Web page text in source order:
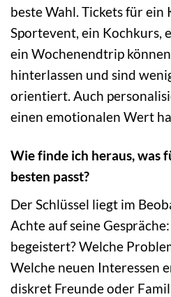
beste Wahl. Tickets für
Sportevent, ein Kochkurs,
ein Wochenendtrip
hinterlassen und sind
orientiert. Auch
einen emotionalen Wert
Wie finde ich heraus, was
besten passt?
Der Schlüssel liegt im
Achte auf seine
begeistert? Welche
Welche neuen Interessen
diskret Freunde oder